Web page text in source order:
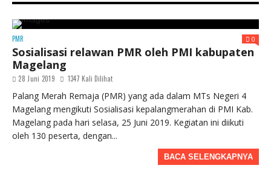
PMR 0
Sosialisasi relawan PMR oleh PMI kabupaten
Magelang
28 Juni 2019 1347 Kali Dilihat
Palang Merah Remaja (PMR) yang ada dalam MTs Negeri 4
Magelang mengikuti Sosialisasi kepalangmerahan di PMI Kab.
Magelang pada hari selasa, 25 Juni 2019. Kegiatan ini diikuti
oleh 130 peserta, dengan...
BACA SELENGKAPNYA